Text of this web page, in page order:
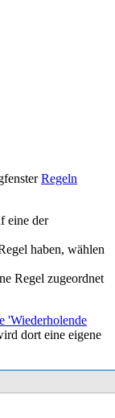
Regeln
eine der
haben, wählen
Regel zugeordnet
'Wiederholende
dort eine eigene